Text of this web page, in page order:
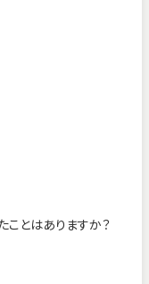
ことはありますか？